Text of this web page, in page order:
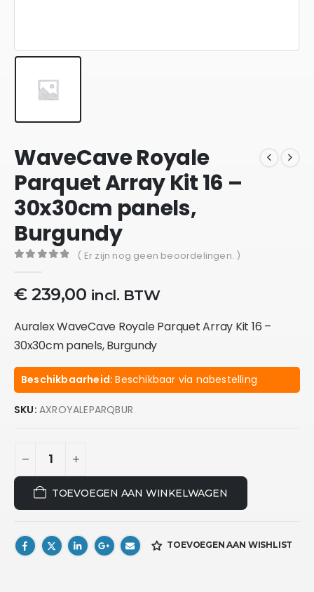
WaveCave Royale
Parquet Array Kit 16 –
30x30cm panels,
Burgundy
( Er zijn nog geen beoordelingen. )
€239,00 incl. BTW
Auralex WaveCave Royale Parquet Array Kit 16 –
30x30cm panels, Burgundy
Beschikbaarheid:Beschikbaar via nabestelling
SKU: AXROYALEPARQBUR
TOEVOEGEN AAN WINKELWAGEN
TOEVOEGEN AAN WISHLIST